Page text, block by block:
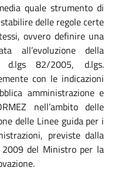
quale strumento di
delle regole certe
ovvero definire una
all’evoluzione della
d.lgs 82/2005, d.lgs.
con le indicazioni
amministrazione e
nell’ambito delle
delle Linee guida per i
previste dalla
del Ministro per la